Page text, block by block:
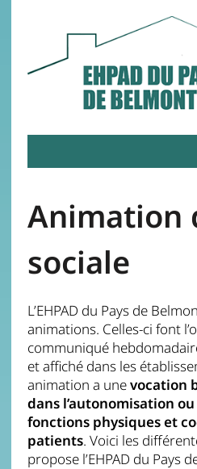
Animation
sociale
L’EHPAD du Pays de
animations. Celles-ci font
communiqué
et affiché dans les
animation a unevocation
dans l’autonomisation
fonctions physiques et
patients. Voici les
propose l’EHPAD du Pays